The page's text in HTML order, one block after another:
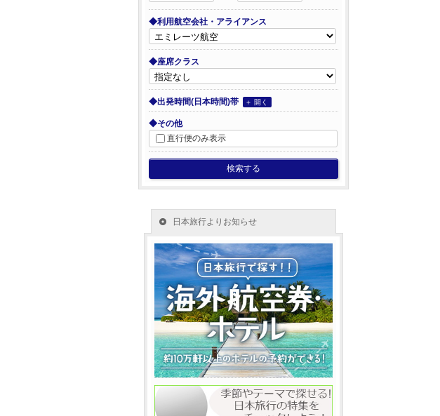
◆利用航空会社・アライアンス
◆座席クラス
◆出発時間(日本時間)帯 ＋ 開く
◆その他
直行便のみ表示
検索する